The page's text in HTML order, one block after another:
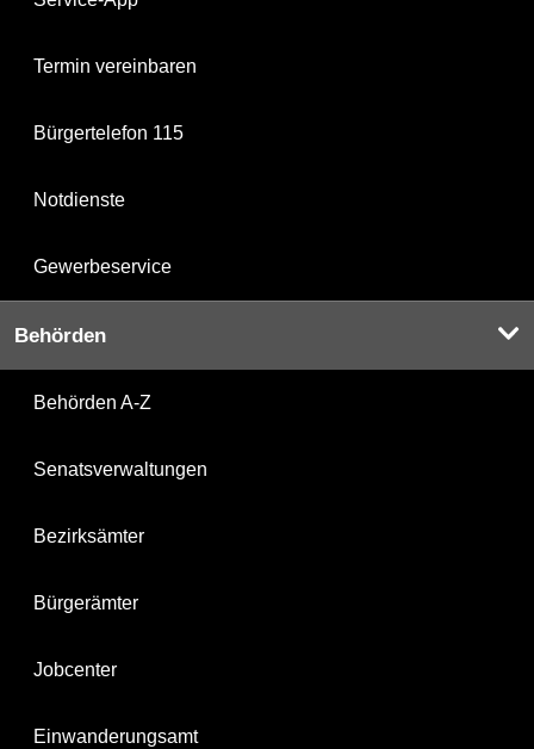
Termin vereinbaren
Bürgertelefon 115
Notdienste
Gewerbeservice
Behörden
Behörden A-Z
Senatsverwaltungen
Bezirksämter
Bürgerämter
Jobcenter
Einwanderungsamt